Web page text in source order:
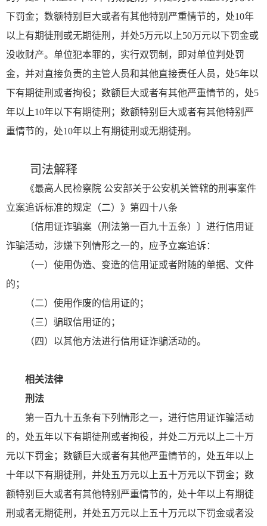
下罚金；数额特别巨大或者有其他特别严重情节的，处10年
以上有期徒刑或无期徒刑，并处5万元以上50万元以下罚金或
没收财产。单位犯本罪的，实行双罚制，即对单位判处罚
金，并对直接负责的主管人员和其他直接责任人员，处5年以
下有期徒刑或者拘役；数额巨大或者有其他严重情节的，处5
年以上10年以下有期徒刑；数额特别巨大或者有其他特别严
重情节的，处10年以上有期徒刑或无期徒刑。
司法解释
《最高人民检察院 公安部关于公安机关管辖的刑事案件
立案追诉标准的规定（二）》第四十八条
〔信用证诈骗案（刑法第一百九十五条）〕进行信用证
诈骗活动，涉嫌下列情形之一的，应予立案追诉：
（一）使用伪造、变造的信用证或者附随的单据、文件
的；
（二）使用作废的信用证的；
（三）骗取信用证的；
（四）以其他方法进行信用证诈骗活动的。
相关法律
刑法
第一百九十五条有下列情形之一，进行信用证诈骗活动
的，处五年以下有期徒刑或者拘役，并处二万元以上二十万
元以下罚金；数额巨大或者有其他严重情节的，处五年以上
十年以下有期徒刑，并处五万元以上五十万元以下罚金；数
额特别巨大或者有其他特别严重情节的，处十年以上有期徒
刑或者无期徒刑，并处五万元以上五十万元以下罚金或者没